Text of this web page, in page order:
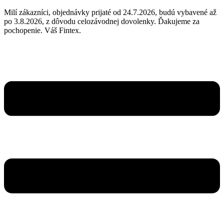
Milí zákazníci, objednávky prijaté od 24.7.2026, budú vybavené až
po 3.8.2026, z dôvodu celozávodnej dovolenky. Ďakujeme za
pochopenie. Váš Fintex.